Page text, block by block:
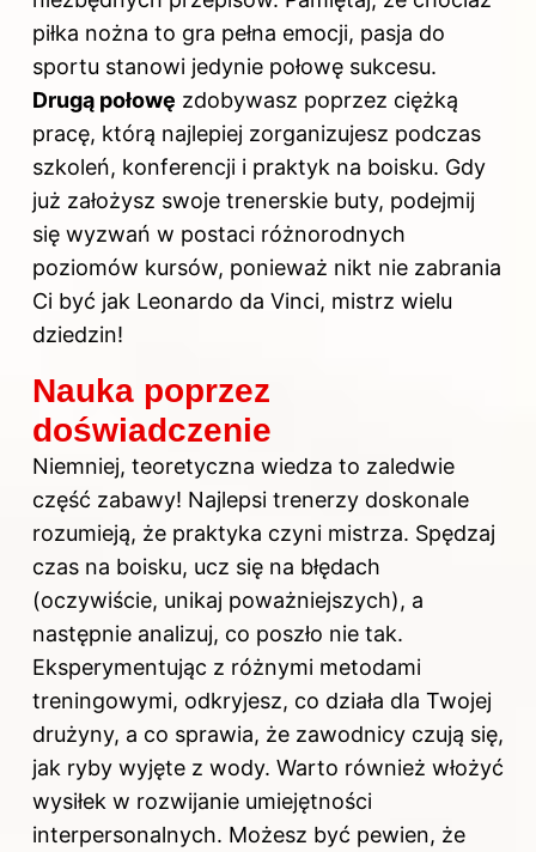
piłka nożna to gra pełna emocji, pasja do
sportu stanowi jedynie połowę sukcesu.
Drugą połowę zdobywasz poprzez ciężką
pracę, którą najlepiej zorganizujesz podczas
szkoleń, konferencji i praktyk na boisku. Gdy
już założysz swoje trenerskie buty, podejmij
się wyzwań w postaci różnorodnych
poziomów kursów, ponieważ nikt nie zabrania
Ci być jak Leonardo da Vinci, mistrz wielu
dziedzin!
Nauka poprzez
doświadczenie
Niemniej, teoretyczna wiedza to zaledwie
część zabawy! Najlepsi trenerzy doskonale
rozumieją, że praktyka czyni mistrza. Spędzaj
czas na boisku, ucz się na błędach
(oczywiście, unikaj poważniejszych), a
następnie analizuj, co poszło nie tak.
Eksperymentując z różnymi metodami
treningowymi, odkryjesz, co działa dla Twojej
drużyny, a co sprawia, że zawodnicy czują się,
jak ryby wyjęte z wody. Warto również włożyć
wysiłek w rozwijanie umiejętności
interpersonalnych. Możesz być pewien, że